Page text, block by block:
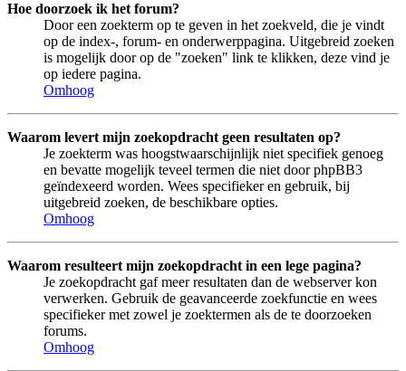
Hoe doorzoek ik het forum?
Door een zoekterm op te geven in het zoekveld, die je vindt
op de index-, forum- en onderwerppagina. Uitgebreid zoeken
is mogelijk door op de "zoeken" link te klikken, deze vind je
op iedere pagina.
Omhoog
Waarom levert mijn zoekopdracht geen resultaten op?
Je zoekterm was hoogstwaarschijnlijk niet specifiek genoeg
en bevatte mogelijk teveel termen die niet door phpBB3
geïndexeerd worden. Wees specifieker en gebruik, bij
uitgebreid zoeken, de beschikbare opties.
Omhoog
Waarom resulteert mijn zoekopdracht in een lege pagina?
Je zoekopdracht gaf meer resultaten dan de webserver kon
verwerken. Gebruik de geavanceerde zoekfunctie en wees
specifieker met zowel je zoektermen als de te doorzoeken
forums.
Omhoog